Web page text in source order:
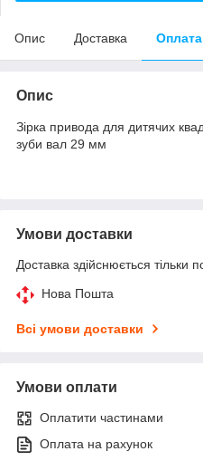
Опис Доставка Оплата
Опис
Зірка привода для дитячих
зуби вал 29 мм
Умови доставки
Доставка здійснюється тільки
Нова Пошта
Всі умови доставки
Умови оплати
Оплатити частинами
Оплата на рахунок